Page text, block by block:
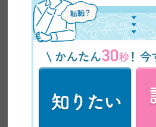
作品を作れると思うので、そ
と思います。
中級編の満足度は？
金額以上のものを得られまし
分の未来を切り開けるツール